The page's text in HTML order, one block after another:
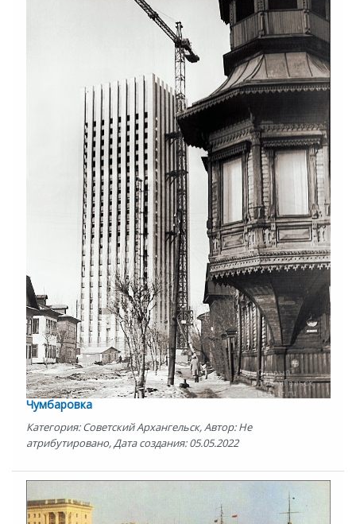
Чумбаровка
Категория: Советский Архангельск, Автор: Не
атрибутировано, Дата создания: 05.05.2022